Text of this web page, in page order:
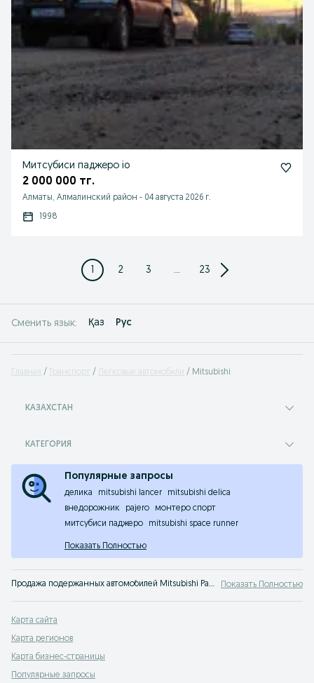
Митсубиси паджеро io
2 000 000 тг.
Алматы, Алмалинский район - 04 августа 2026 г.
1998
1 2 3 ... 23
Сменить язык: Қаз Рус
Главная Транспорт Легковые автомобили Mitsubishi
КАЗАХСТАН
КАТЕГОРИЯ
Популярные запросы
делика mitsubishi lancer
mitsubishi delica
внедорожник
pajero
монтеро спорт
митсубиси паджеро
mitsubishi space runner
Показать Полностью
Продажа подержанных автомобилей Mitsubishi Pajero. На популярном сервисе объявлений OLX Казахстан вы легко сможете купить Мицубиси Pajero или просто узнать цены на авто с пробегом. Твой автомобиль ждет тебя на OLX! Показать Полностью
Карта сайта
Карта регионов
Карта бизнес-страницы
Популярные запросы